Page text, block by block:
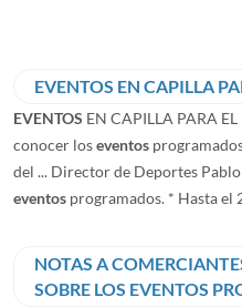
EVENTOS EN CAPILLA
EVENTOS EN CAPILLA PARA EL
conocer loseventos
del ... Director de Deportes
eventos programados. * Hasta el
NOTAS A
SOBRE LOS EVENTOS